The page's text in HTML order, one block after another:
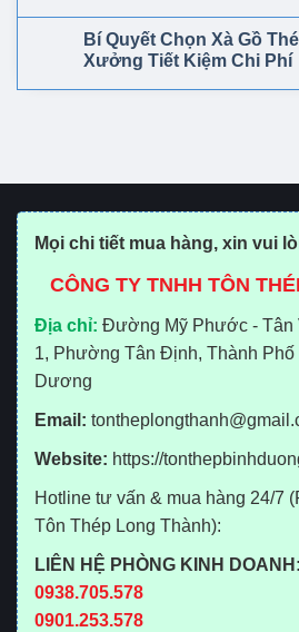
Bí Quyết Chọn Xà Gồ
Xưởng Tiết Kiệm Chi Phí
Mọi chi tiết mua hàng, xin vui
CÔNG TY TNHH TÔN
Địa chỉ: Đường Mỹ Phước - Tân
1, Phường Tân Định, Thành Phố
Dương
Email:
Website: https://
Hotline tư vấn & mua hàng 24/7
Tôn Thép Long Thành):
LIÊN HỆ PHÒNG KINH DOANH:
0938.705.578
0901.253.578